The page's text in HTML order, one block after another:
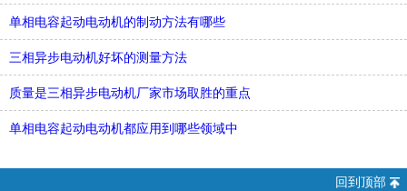
单相电容起动电动机的制动方法有哪些
三相异步电动机好坏的测量方法
质量是三相异步电动机厂家市场取胜的重点
单相电容起动电动机都应用到哪些领域中
回到顶部